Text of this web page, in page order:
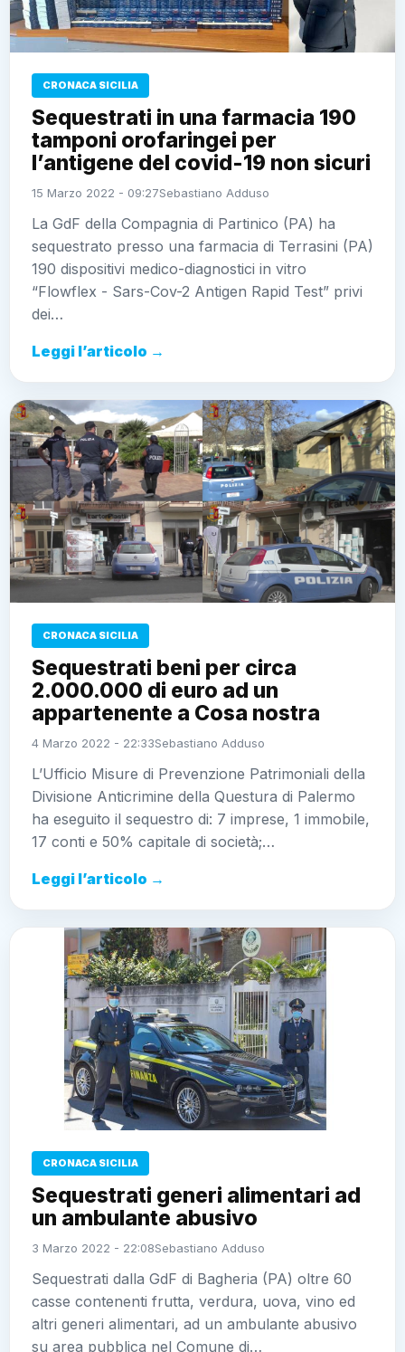
Sequestrati in una farmacia 190
tamponi orofaringei per l’antigene
del covid-19 non sicuri
15 Marzo 2022 - 09:27Sebastiano Adduso
La GdF della Compagnia di Partinico (PA) ha
sequestrato presso una farmacia di Terrasini (PA)
190 dispositivi medico-diagnostici in vitro “Flowflex -
Sars-Cov-2 Antigen Rapid Test” privi dei…
Leggi l’articolo →
Sequestrati beni per circa
2.000.000 di euro ad un
appartenente a Cosa nostra
4 Marzo 2022 - 22:33 Sebastiano Adduso
L’Ufficio Misure di Prevenzione Patrimoniali della
Divisione Anticrimine della Questura di Palermo ha
eseguito il sequestro di: 7 imprese, 1 immobile, 17
conti e 50% capitale di società;…
Leggi l’articolo →
CRONACA SICILIA
Sequestrati generi alimentari ad
un ambulante abusivo
3 Marzo 2022 - 22:08Sebastiano Adduso
casse contenenti frutta, verdura, uova, vino ed altri
generi alimentari, ad un ambulante abusivo su area
pubblica nel Comune di…
Leggi l’articolo →